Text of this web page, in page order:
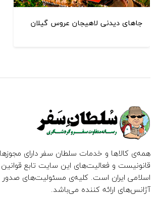
جاهای دیدنی لاهیجان عروس گیلان
همه‌ی کالاها و خدمات سلطان سفر دارای
قانونیست و فعالیت‌های این سایت تابع
اسلامی ایران است. کلیه‌ی مسئولیت‌های صدور
آژانس‌های ارائه کننده می‌باشد.